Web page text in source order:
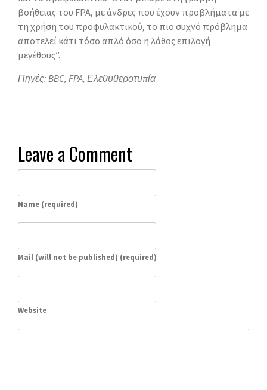
βοήθειας του FPA, με άνδρες που έχουν προβλήματα με
τη χρήση του προφυλακτικού, το πιο συχνό πρόβλημα
αποτελεί κάτι τόσο απλό όσο η λάθος επιλογή
μεγέθους”.
Πηγές: BBC, FPA, Ελεθυθεροτυπία
Leave a Comment
Name (required)
Mail (will not be published) (required)
Website